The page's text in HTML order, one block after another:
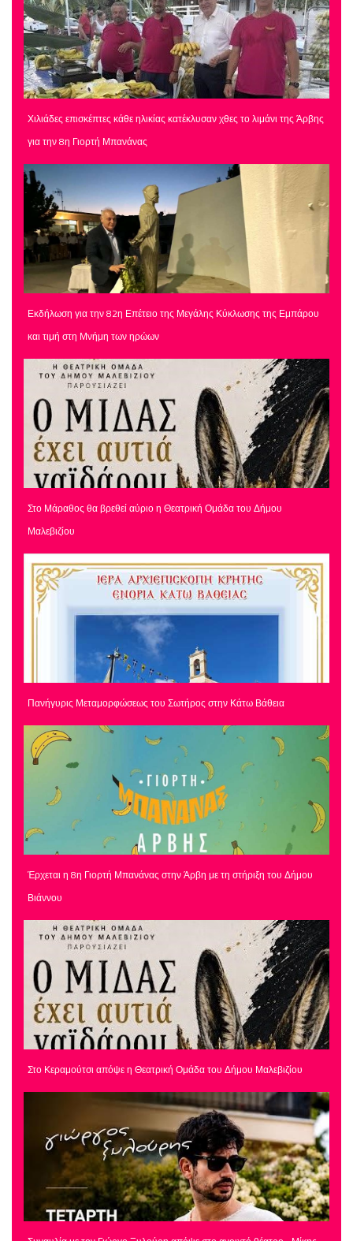
Χιλιάδες επισκέπτες κάθε ηλικίας κατέκλυσαν χθες το λιμάνι της Άρβης
για την 8η Γιορτή Μπανάνας
Εκδήλωση για την 82η Επέτειο της Μεγάλης Κύκλωσης της Εμπάρου
και τιμή στη Μνήμη των ηρώων
Στο Μάραθος θα βρεθεί αύριο η Θεατρική Ομάδα του Δήμου
Μαλεβιζίου
Πανήγυρις Μεταμορφώσεως του Σωτήρος στην Κάτω Βάθεια
Έρχεται η 8η Γιορτή Μπανάνας στην Άρβη με τη στήριξη του Δήμου
Βιάννου
Στο Κεραμούτσι απόψε η Θεατρική Ομάδα του Δήμου Μαλεβιζίου